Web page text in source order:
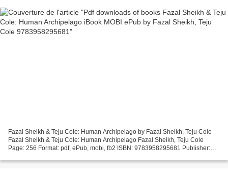
Fazal Sheikh & Teju Cole: Human Archipelago by Fazal Sheikh, Teju Cole
Fazal Sheikh & Teju Cole: Human Archipelago Fazal Sheikh, Teju Cole
Page: 256 Format: pdf, ePub, mobi, fb2 ISBN: 9783958295681 Publisher: